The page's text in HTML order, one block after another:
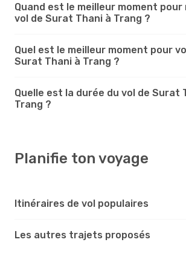
Quand est le meilleur moment
vol de Surat Thani à Trang ?
Quel est le meilleur moment pour
Surat Thani à Trang ?
Quelle est la durée du vol de Surat
Trang ?
Planifie ton voyage
Itinéraires de vol populaires
Les autres trajets proposés